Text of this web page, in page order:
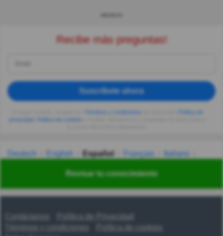
Revisar tu conocimiento
Recibe más preguntas!
Suscríbete ahora
Deutsch English Español Français
Italiano
Українська हिन्दी 한국어 汉语